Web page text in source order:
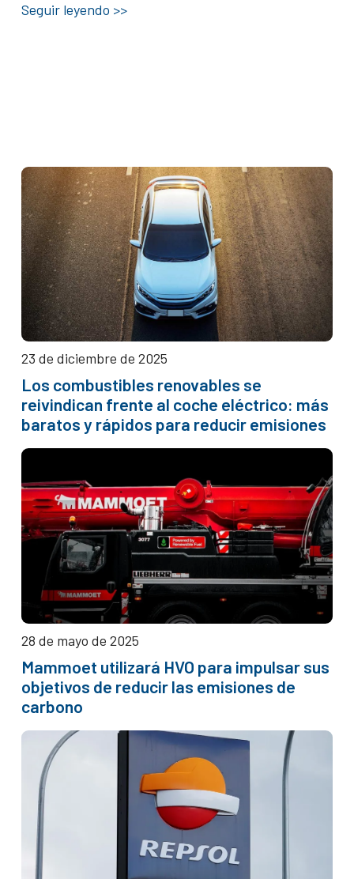
Seguir leyendo >>
23 de diciembre de 2025
Los combustibles renovables se
reivindican frente al coche eléctrico: más
baratos y rápidos para reducir emisiones
28 de mayo de 2025
Mammoet utilizará HVO para impulsar sus
objetivos de reducir las emisiones de
carbono